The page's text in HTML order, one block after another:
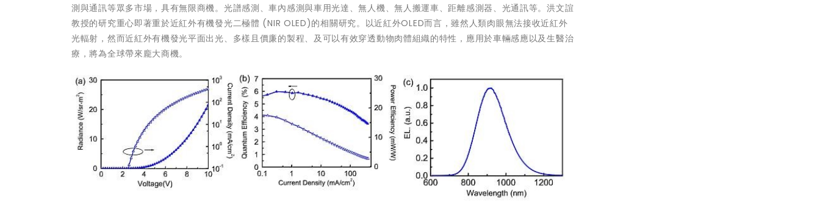
測與通訊等眾多市場，具有無限商機。光譜感測、車內感測與車用光達、無人機、無人搬運車、距離感測器、光通訊等。洪文誼
教授的研究重心即著重於近紅外有機發光二極體 (NIR OLED)的相關研究。以近紅外OLED而言，雖然人類肉眼無法接收近紅外
光輻射，然而近紅外有機發光平面出光、多樣且價廉的製程、及可以有效穿透動物肉體組織的特性，應用於車輛感應以及生醫治
療，將為全球帶來龐大商機。